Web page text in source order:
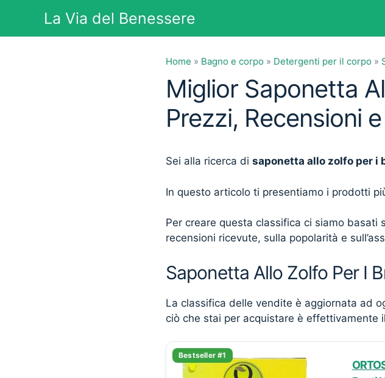
contenuto
La Via del Benessere
Home » Bagno e corpo » Detergenti per il corpo »
Miglior Saponetta
Prezzi, Recensioni
Sei alla ricerca di saponetta allo zolfo per i
In questo articolo ti presentiamo i prodotti
Per creare questa classifica ci siamo basati
recensioni ricevute, sulla popolarità e
Saponetta Allo Zolfo Per I
La classifica delle vendite è aggiornata ad
ciò che stai per acquistare è effettivamente
Bestseller #1